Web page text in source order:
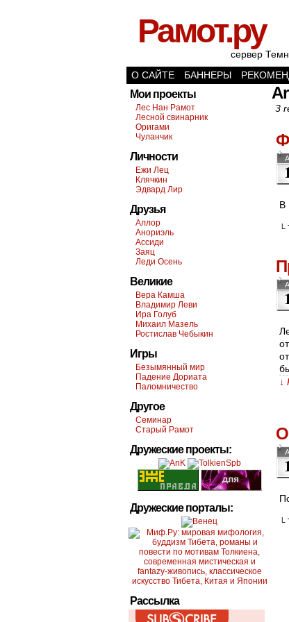
Рамот.ру
сервер
О САЙТЕ
БАННЕРЫ
Мои проекты
Лес Нан Рамот
Лесной свинарник
Оригами
Чуланчик
Личности
Ежи Лец
Клячкин
Эдвард Лир
Друзья
Аллор
Анориэль
Ассиди
Заяц
Леди Осень
Великие
Вера Камша
Владимир Леви
Ира Голуб
Михаил Мазель
Ростислав Чебыкин
Игры
Безымянный мир
Падение Дориата
Паломничество
Другое
Семинар
Старый Рамот
Дружеские проекты:
Дружеские порталы:
Рассылка
3
В
└
↓
└